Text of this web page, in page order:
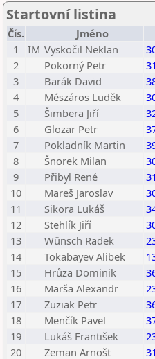
Startovní listina
Čís. Jméno
1
IM Vyskočil Neklan
2
Pokorný Petr
3
Barák David
4
Mészáros Luděk
5
Šimbera Jiří
6
Glozar Petr
7
Pokladník Martin
8
Šnorek Milan
9
Přibyl René
10
Mareš Jaroslav
11
Sikora Lukáš
12
Stehlík Jiří
13
Wünsch Radek
14
Tokabayev Alibek
15
Hrůza Dominik
16
Marša Alexandr
17
Zuziak Petr
18
Menčík Pavel
19
Lukáš František
20
Zeman Arnošt